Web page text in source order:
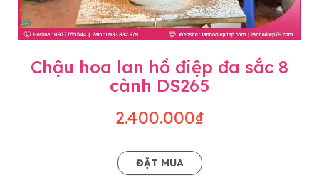
Chậu hoa lan hồ điệp đa sắc 8
cành DS265
2.400.000₫
ĐẶT MUA